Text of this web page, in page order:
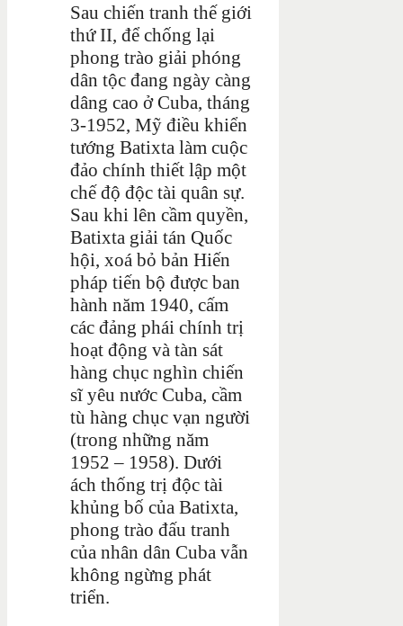
Sau chiến tranh thế giới
thứ II, để chống lại
phong trào giải phóng
dân tộc đang ngày càng
dâng cao ở Cuba, tháng
3-1952, Mỹ điều khiển
tướng Batixta làm cuộc
đảo chính thiết lập một
chế độ độc tài quân sự.
Sau khi lên cầm quyền,
Batixta giải tán Quốc
hội, xoá bỏ bản Hiến
pháp tiến bộ được ban
hành năm 1940, cấm
các đảng phái chính trị
hoạt động và tàn sát
hàng chục nghìn chiến
sĩ yêu nước Cuba, cầm
tù hàng chục vạn người
(trong những năm
1952 – 1958). Dưới
ách thống trị độc tài
khủng bố của Batixta,
phong trào đấu tranh
của nhân dân Cuba vẫn
không ngừng phát
triển.